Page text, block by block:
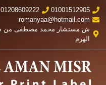
01001512905
01208609222
romanyaa@hotmail.com
ش مستشار محمد مصطفى من ش
الهرم